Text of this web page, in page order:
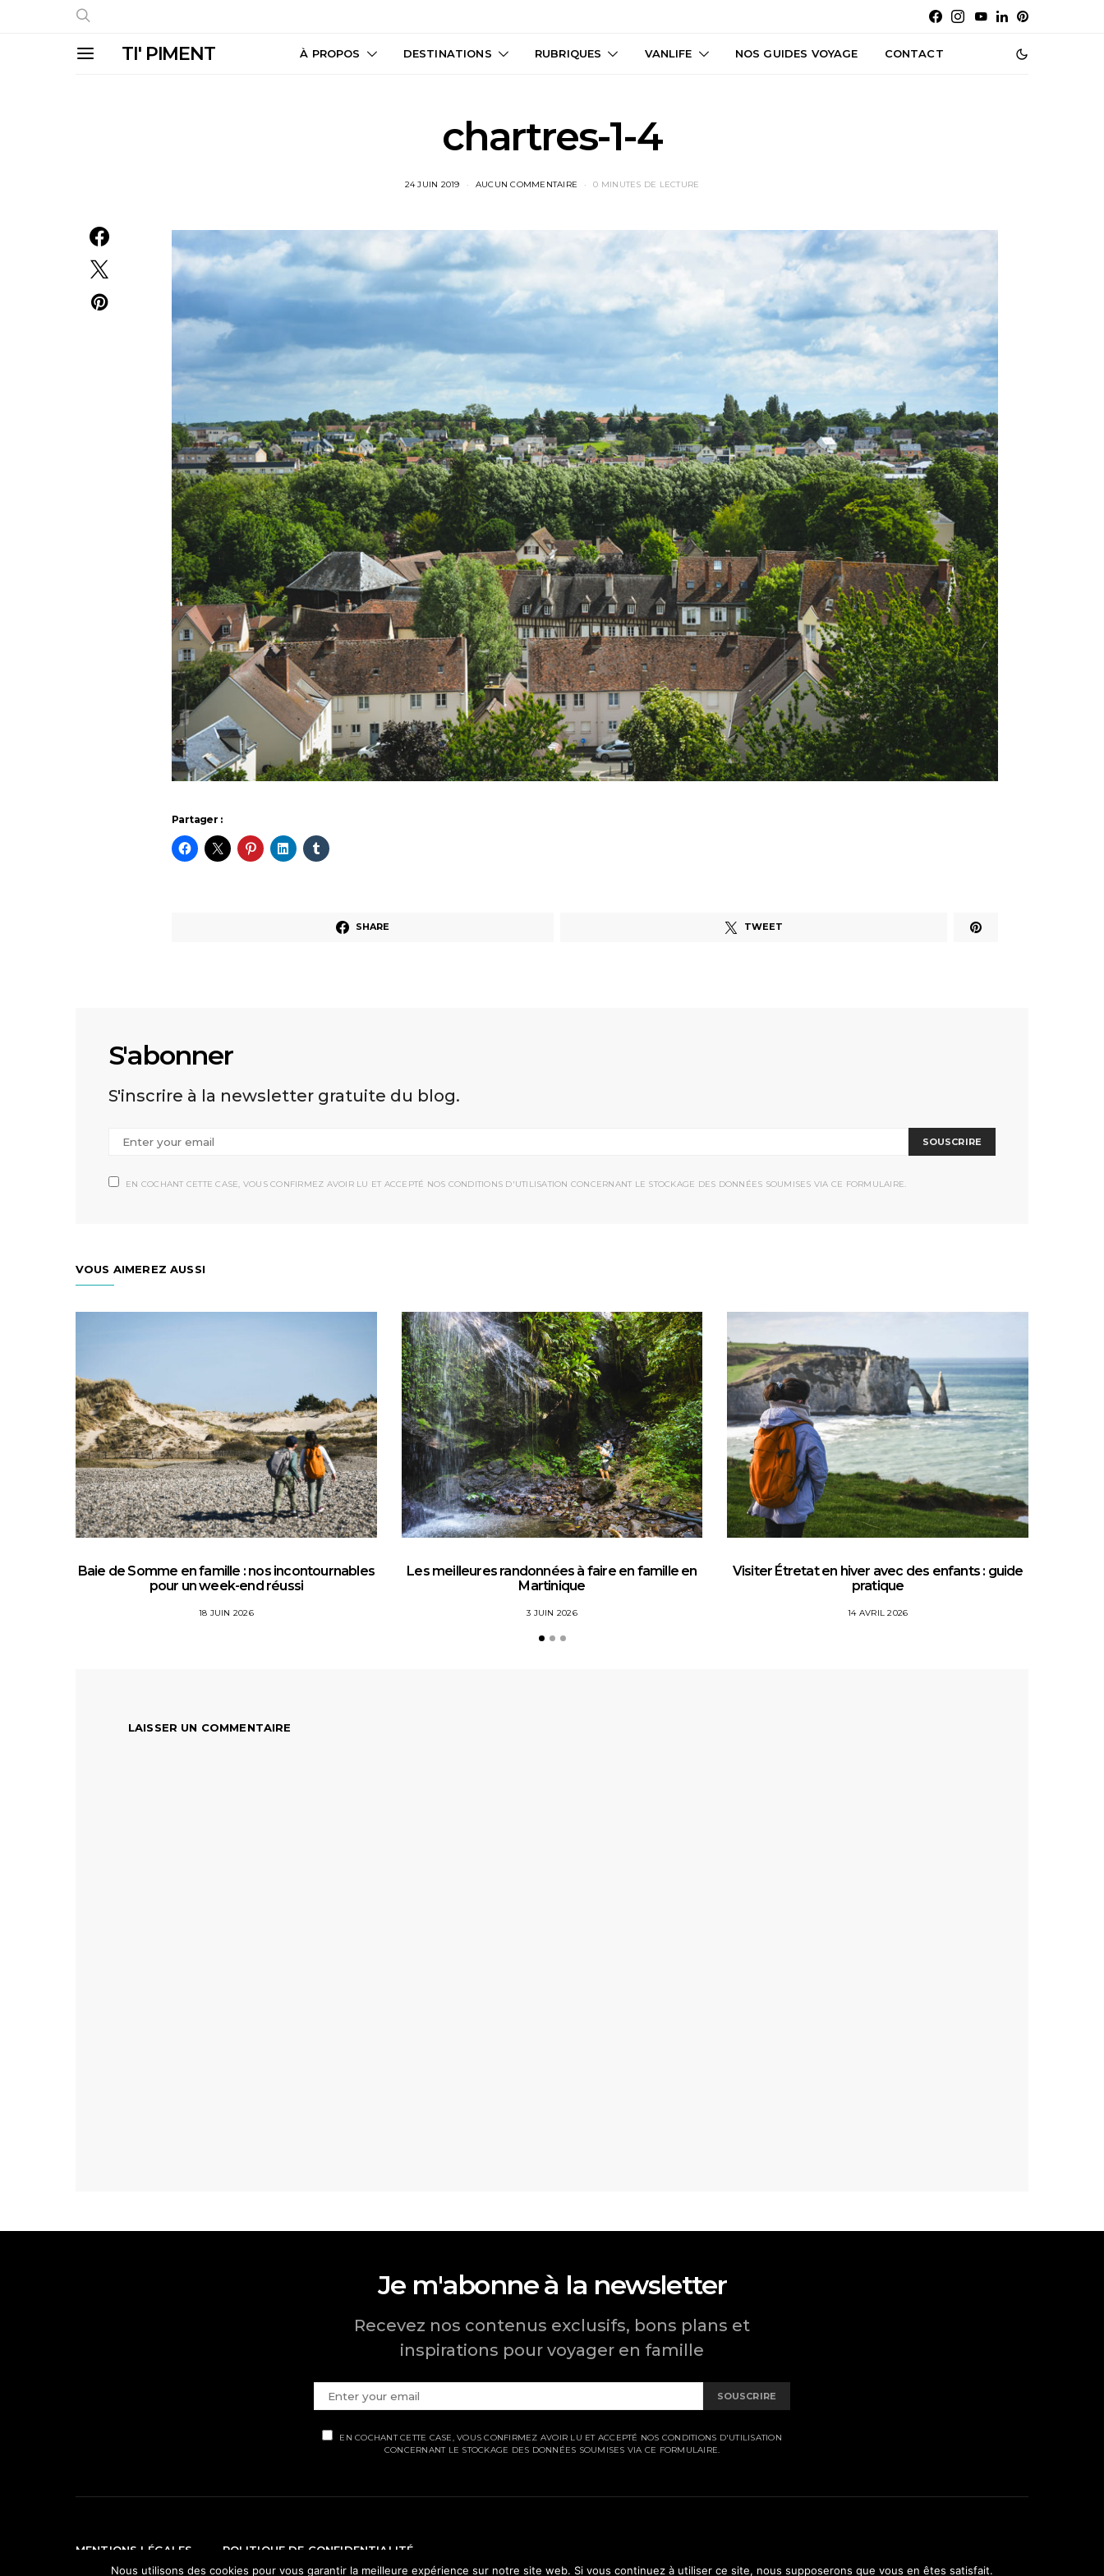
TI' PIMENT À PROPOS DESTINATIONS RUBRIQUES VANLIFE NOS GUIDES VOYAGE CONTACT
chartres-1-4
24 JUIN 2019 AUCUN COMMENTAIRE 0 MINUTES DE LECTURE
Partager :
SHARE TWEET
S'abonner
S'inscrire à la newsletter gratuite du blog.
SOUSCRIRE
EN COCHANT CETTE CASE, VOUS CONFIRMEZ AVOIR LU ET ACCEPTÉ NOS CONDITIONS D'UTILISATION CONCERNANT LE STOCKAGE DES DONNÉES SOUMISES VIA CE FORMULAIRE.
VOUS AIMEREZ AUSSI
Baie de Somme en famille : nos incontournables
pour un week-end réussi
18 JUIN 2026
Les meilleures randonnées à faire en famille en
Martinique
3 JUIN 2026
Visiter Étretat en hiver avec des enfants : guide
pratique
14 AVRIL 2026
LAISSER UN COMMENTAIRE
Je m'abonne à la newsletter
Recevez nos contenus exclusifs, bons plans et
inspirations pour voyager en famille
SOUSCRIRE
EN COCHANT CETTE CASE, VOUS CONFIRMEZ AVOIR LU ET ACCEPTÉ NOS CONDITIONS D'UTILISATION
CONCERNANT LE STOCKAGE DES DONNÉES SOUMISES VIA CE FORMULAIRE.
MENTIONS LÉGALES POLITIQUE DE CONFIDENTIALITÉ
Nous utilisons des cookies pour vous garantir la meilleure expérience sur notre site web. Si vous continuez à utiliser ce site, nous supposerons que vous en êtes satisfait.